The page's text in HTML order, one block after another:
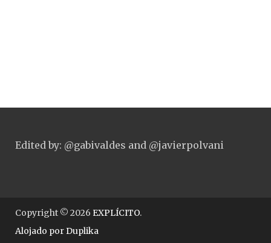
Edited by: @gabivaldes and @javierpolvani
Copyright © 2026 EXPLÍCITO.
Alojado porDuplika